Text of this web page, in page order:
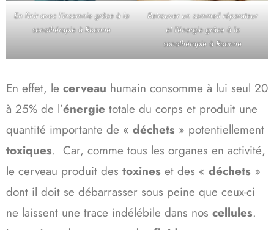
En finir avec l’insomnie grâce à la
sonothérapie à Roanne
Retrouver un sommeil réparateur
et l’énergie grâce à la
sonothérapie à Roanne
En effet, le cerveau humain consomme à lui seul 20
à 25% de l’énergie totale du corps et produit une
quantité importante de « déchets » potentiellement
toxiques. Car, comme tous les organes en activité,
le cerveau produit des toxines et des « déchets »
dont il doit se débarrasser sous peine que ceux-ci
ne laissent une trace indélébile dans nos cellules.